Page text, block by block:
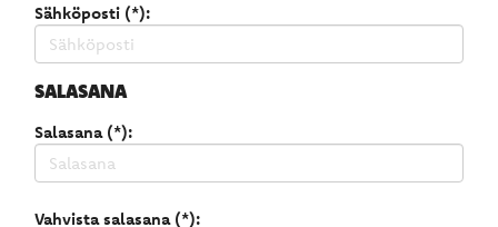
Sähköposti (*):
SALASANA
Salasana (*):
Vahvista salasana (*):